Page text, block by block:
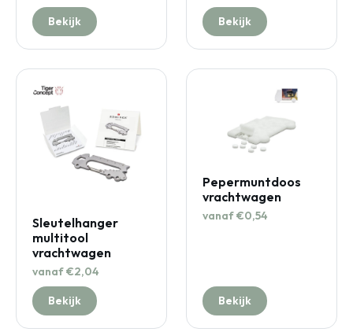
Bekijk Bekijk
Sleutelhanger
multitool
vrachtwagen
vanaf €2,04
Bekijk
Pepermuntdoos
vrachtwagen
vanaf €0,54
Bekijk